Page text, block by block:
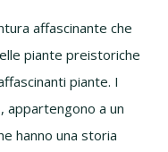
affascinante che
piante preistoriche
piante. I
appartengono a un
hanno una storia